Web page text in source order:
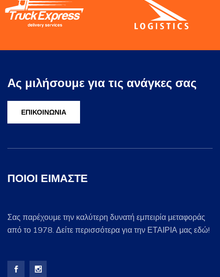
Ας μιλήσουμε για τις ανάγκες σας
ΕΠΙΚΟΙΝΩΝΙΑ
ΠΟΙΟΙ ΕΙΜΑΣΤΕ
Σας παρέχουμε την καλύτερη δυνατή εμπειρία μεταφοράς
από το 1978. Δείτε περισσότερα για την ΕΤΑΙΡΙΑ μας εδώ!